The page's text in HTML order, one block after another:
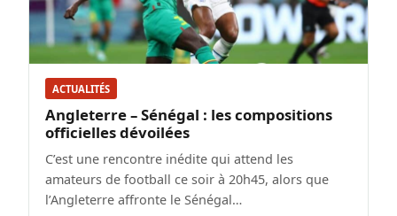
ACTUALITÉS
Angleterre – Sénégal : les compositions
officielles dévoilées
C’est une rencontre inédite qui attend les
amateurs de football ce soir à 20h45, alors que
l’Angleterre affronte le Sénégal…